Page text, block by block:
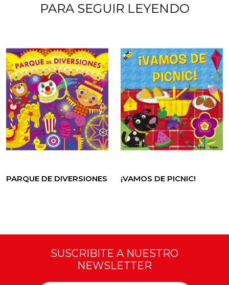
PARA SEGUIR LEYENDO
PARQUE DE DIVERSIONES ¡VAMOS DE PICNIC!
SUSCRIBITE A NUESTRO
NEWSLETTER